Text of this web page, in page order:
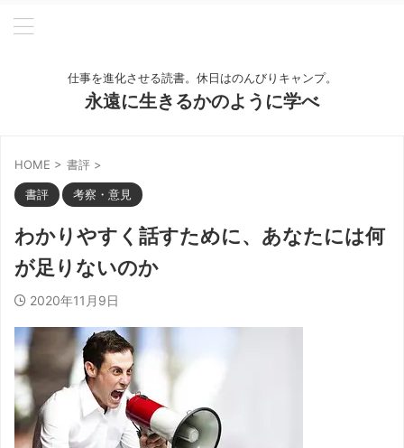
仕事を進化させる読書。休日はのんびりキャンプ。
永遠に生きるかのように学べ
HOME > 書評 >
書評 考察・意見
わかりやすく話すために、あなたには何
が足りないのか
2020年11月9日